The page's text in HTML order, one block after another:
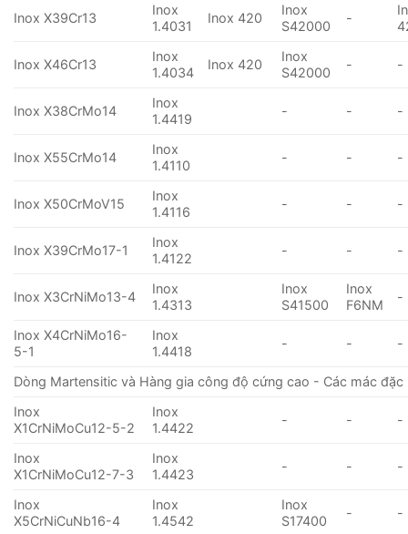
Inox X39Cr13
Inox
1.4031
Inox 420
Inox
S42000
-
Inox X46Cr13
Inox
1.4034
Inox 420
Inox
S42000
- -
Inox X38CrMo14
Inox
1.4419
- - -
Inox X55CrMo14
Inox
1.4110
- - -
Inox X50CrMoV15
Inox
1.4116
- - -
Inox X39CrMo17-1
Inox
1.4122
- - -
Inox X3CrNiMo13-4
Inox
1.4313
Inox
S41500
Inox
F6NM
-
Inox X4CrNiMo16-
5-1
Inox
1.4418
- - -
Dòng Martensitic và Hàng gia công độ cứng cao - Các mác đặc
Inox
X1CrNiMoCu12-5-2
Inox
1.4422
- - -
Inox
X1CrNiMoCu12-7-3
Inox
1.4423
- - -
Inox
X5CrNiCuNb16-4
Inox
1.4542
Inox
S17400
- -